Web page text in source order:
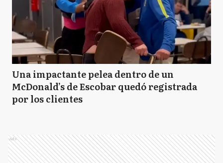
Una impactante pelea dentro de un
McDonald’s de Escobar quedó registrada
por los clientes
Ads